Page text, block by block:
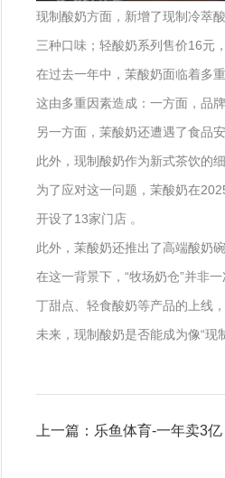
现制酸奶方面，新增了现制冷萃
三种口味；轻酸奶系列售价16元
在过去一年中，茉酸奶面临着多
这由多重因素造成：一方面，品
另一方面，茉酸奶还遭遇了食品
此外，现制酸奶作为新式茶饮的
为了应对这一问题，茉酸奶在
开设了13家门店 。
此外，茉酸奶还推出了高端酸奶
在这一背景下，“牧场奶仓”并非
丁甜点、轻食酸奶等产品的上线
未来，现制酸奶是否能成为像“
上一篇：乐鱼体育-一年卖3